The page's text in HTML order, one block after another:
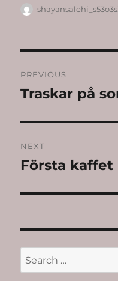
Author
navigation
PREVIOUS
Previous
Traskar på
NEXT
Next
Första
Search
for: